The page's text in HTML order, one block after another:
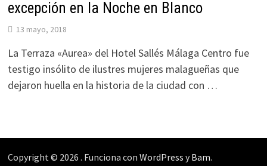
excepción en la Noche en Blanco
13 mayo, 2018
La Terraza «Aurea» del Hotel Sallés Málaga Centro fue
testigo insólito de ilustres mujeres malagueñas que
dejaron huella en la historia de la ciudad con …
Copyright © 2026 . Funciona con WordPress yBam.